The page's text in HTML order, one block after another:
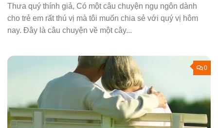
Thưa quý thính giả, Có một câu chuyện ngụ ngôn dành
cho trẻ em rất thú vị mà tôi muốn chia sẻ với quý vị hôm
nay. Đây là câu chuyện về một cây...
0